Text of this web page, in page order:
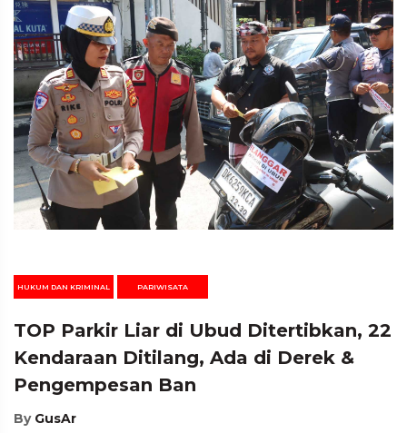
HUKUM DAN KRIMINAL PARIWISATA
TOP Parkir Liar di Ubud Ditertibkan, 22
Kendaraan Ditilang, Ada di Derek &
Pengempesan Ban
By GusAr